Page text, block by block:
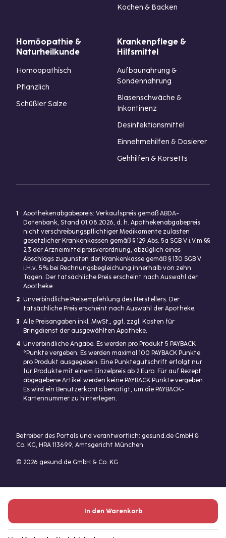
In den Warenkorb
Kochen & Backen
Homöopathie &
Naturheilkunde
Homöopathisch
Pflanzlich
Schüßler Salze
Krankenpflege &
Hilfsmittel
Aufbaunahrung &
Sondennahrung
Blasenschwäche &
Inkontinenz
Desinfektionsmittel
Einnehmehilfen & Dosierer
Gehhilfen & Korsetts
1
Apothekenabgabepreis: Verkaufspreis gemäß ABDA-
Datenbank, Stand 01.08.2026, d. h. Apothekenabgabepreis
nicht verschreibungspflichtiger Medikamente zulasten
gesetzlicher Krankenkassen gemäß § 129 Abs. 5a SGB V i.V.m §§
2,3 der Arzneimittelpreisverordnung, abzüglich eines
Abschlags zugunsten der Krankenkasse gemäß § 130 SGB V
i.H.v. 5% bei Rechnungsbegleichung innerhalb von zehn
Tagen. Der tatsächliche Preis erscheint nach Auswahl der
Apotheke.
2 Unverbindliche Preisempfehlung des Herstellers. Der
tatsächliche Preis erscheint nach Auswahl der Apotheke.
3 Alle Preisangaben inkl. MwSt., ggf. zzgl. Kosten für
Bringdienst der ausgewählten Apotheke.
4 Unverbindliche Angabe. Es werden pro Produkt 5 PAYBACK
°Punkte vergeben. Es werden maximal 100 PAYBACK Punkte
pro Produkt ausgegeben. Eine Punktegutschrift erfolgt nur
für Produkte mit einem Einzelpreis ab 2 Euro. Für auf Rezept
abgegebene Artikel werden keine PAYBACK Punkte vergeben.
Es wird ein Benutzerkonto benötigt, um die PAYBACK-
Kartennummer zu hinterlegen.
Betreiber des Portals und verantwortlich: gesund.de GmbH &
Co. KG, HRA 113699, Amtsgericht München
© 2026 gesund.de GmbH & Co. KG